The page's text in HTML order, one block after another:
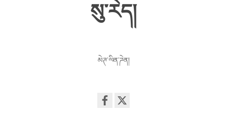
སུ་རེད།
མེཊ་ལིན་ཌེན།